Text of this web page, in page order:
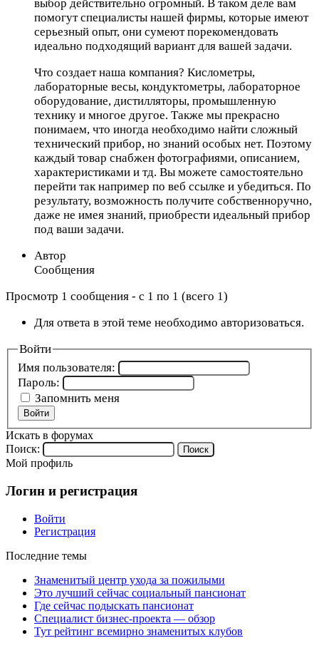
выбор действительно огромный. В таком деле вам
помогут специалисты нашей фирмы, которые имеют
серьезный опыт, они сумеют порекомендовать
идеально подходящий вариант для вашей задачи.
Что создает наша компания? Кислометры,
лабораторные весы, кондуктометры, лабораторное
оборудование, дистилляторы, промышленную
технику и многое другое. Также мы прекрасно
понимаем, что иногда необходимо найти сложный
технический прибор, но знаний особых нет. Поэтому
каждый товар снабжен фотографиями, описанием,
характеристиками и тд. Вы можете самостоятельно
перейти так например по веб ссылке и убедиться. По
результату, возможность получите собственноручно,
даже не имея знаний, приобрести идеальный прибор
под ваши задачи.
Автор
Сообщения
Просмотр 1 сообщения - с 1 по 1 (всего 1)
Для ответа в этой теме необходимо авторизоваться.
Войти
Имя пользователя:
Пароль:
Запомнить меня
Войти
Искать в форумах
Поиск:
Мой профиль
Логин и регистрация
Войти
Регистрация
Последние темы
Знаменитый центр ухода за пожилыми
Это лучший сейчас социальный пансионат
Где сейчас подыскать пансионат
Специалист бизнес-проекта — обзор
Тут рейтинг всемирно знаменитых клубов